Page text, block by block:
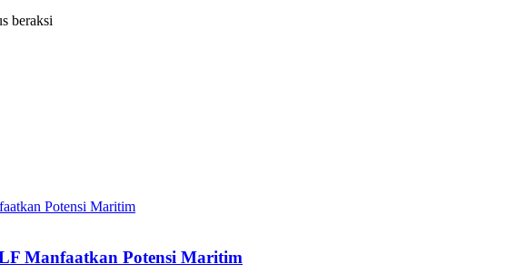
beraksi
Manfaatkan Potensi Maritim